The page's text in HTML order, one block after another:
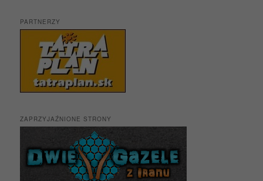
PARTNERZY
ZAPRZYJAŹNIONE STRONY